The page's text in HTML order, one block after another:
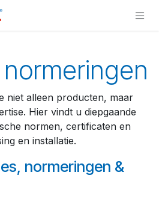
niet alleen producten, maar
Hier vindt u diepgaande
normen, certificaten en
en installatie.
normeringen &